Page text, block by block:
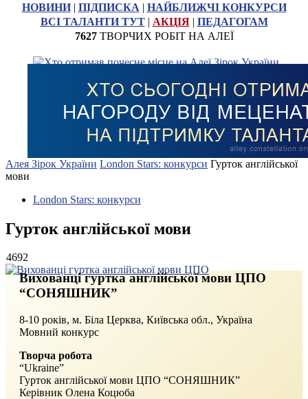
НОВИНИ| ПІДПИСКА | НАЙБЛИЖЧІ КОНКУРСИ
ВСІ ТАЛАНТИ ТУТ| АКЦІЯ| ПЕДАГОГАМ
7627ТВОРЧИХ РОБІТ НА АЛЕЇ
Алея Зірок України London Stars: конкурси Гурток англійської
мови
London Stars: конкурси
Гурток англійської мови
4692
Вихованці гуртка англійської мови ЦПО
“СОНЯШНИК”
8-10 років, м. Біла Церква, Київська обл., Україна
Мовний конкурс
Творча робота
“Ukraine”
Гурток англійської мови ЦПО “СОНЯШНИК”
Керівник Олена Коцюба